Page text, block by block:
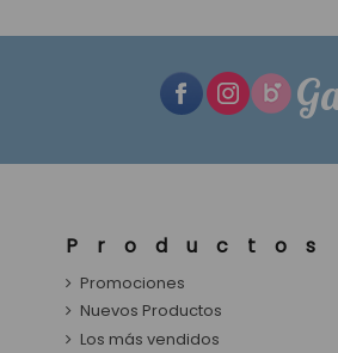
Productos
Promociones
Nuevos Productos
Los más vendidos